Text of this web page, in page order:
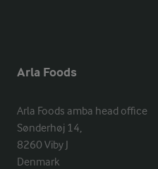
Arla Foods
Arla Foods amba head office
Sønderhøj 14,
8260 Viby J
Denmark